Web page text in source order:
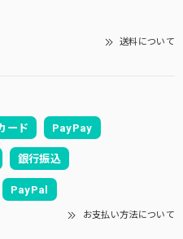
送料について
ード PayPay
銀行振込
PayPal
お支払い方法について